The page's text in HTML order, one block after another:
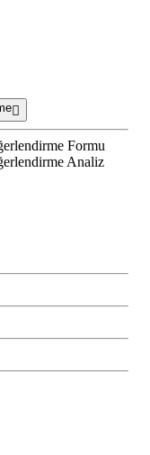
Formu
Analiz